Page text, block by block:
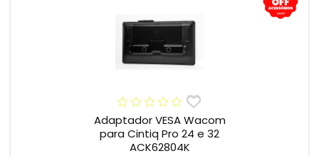
Adaptador VESA Wacom
para Cintiq Pro 24 e 32
ACK62804K